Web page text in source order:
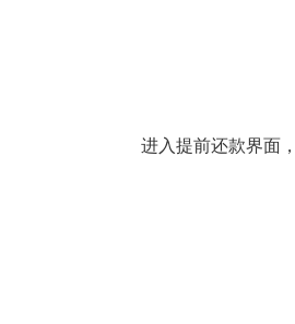
进入提前还款界面，